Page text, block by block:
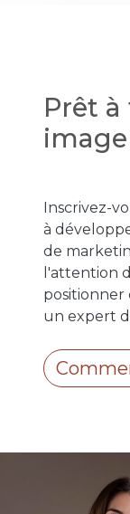
Prêt
Inscrivez-
à
de
l'attention
positionner
un expert